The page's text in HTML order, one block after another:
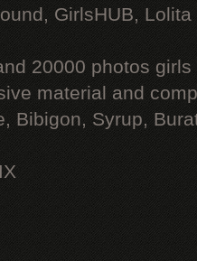
GirlsHUB, Lolita
20000 photos
material and
Bibigon, Syrup,